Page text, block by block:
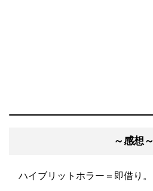
～感想～
ハイブリットホラー＝即借り。